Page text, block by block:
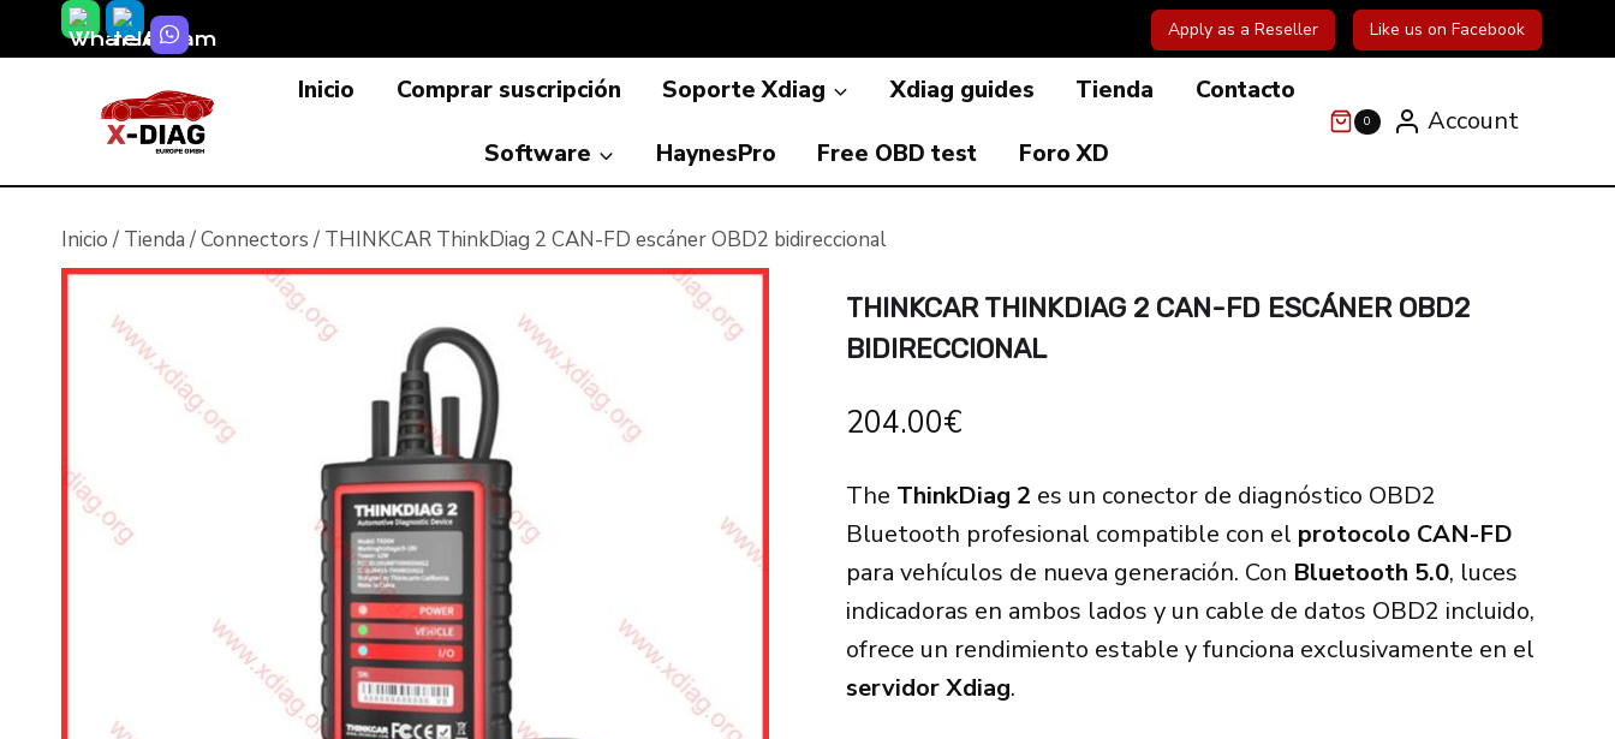
Saltar
al
Apply as a Reseller Like us on Facebook
Inicio Comprar suscripción Soporte Xdiag Xdiag guides Tienda Contacto
Software HaynesPro Free OBD test Foro XD
0 Account
Inicio / Tienda /Connectors / THINKCAR ThinkDiag 2 CAN-FD escáner OBD2 bidireccional
THINKCAR THINKDIAG 2 CAN-FD ESCÁNER OBD2
BIDIRECCIONAL
204.00€
The ThinkDiag 2 es un conector de diagnóstico OBD2
Bluetooth profesional compatible con el protocolo CAN-FD
para vehículos de nueva generación. Con Bluetooth 5.0, luces
indicadoras en ambos lados y un cable de datos OBD2 incluido,
ofrece un rendimiento estable y funciona exclusivamente en el
servidor Xdiag.